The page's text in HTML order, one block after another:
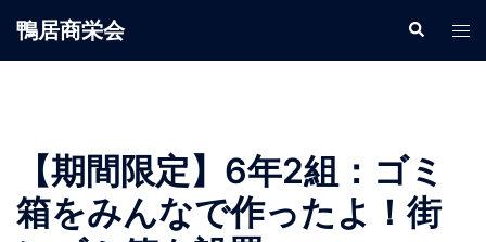
鴨居商栄会
【期間限定】6年2組：ゴミ
箱をみんなで作ったよ！街